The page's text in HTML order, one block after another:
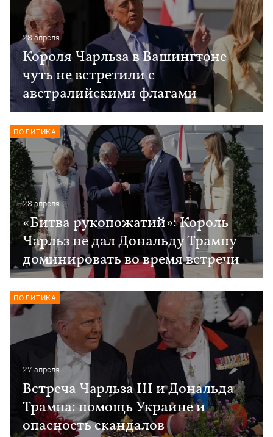
28 апреля
Короля Чарльза в Вашингтоне
чуть не встретили с
австралийскими флагами
28 апреля
«Битва рукопожатий»: Король
Чарльз не дал Дональду Трампу
доминировать во время встречи
ПОЛИТИКА
27 апреля
Встреча Чарльза III и Дональда
Трампа: помощь Украине и
опасность скандалов
ПОЛИТИКА